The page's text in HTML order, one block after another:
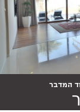
המדבר